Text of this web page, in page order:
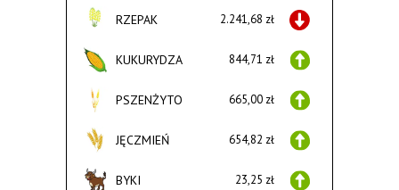
RZEPAK 2.241,68 zł
KUKURYDZA 844,71 zł
PSZENŻYTO 665,00 zł
JĘCZMIEŃ 654,82 zł
BYKI 23,25 zł